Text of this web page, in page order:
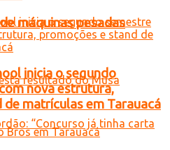
máquinas pesadas
inicia o segundo
nova estrutura,
matrículas em Tarauacá